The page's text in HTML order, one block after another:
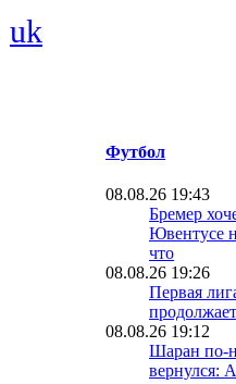
uk
Футбол
08.08.26 19:43
Бремер
Ювентусе
что
08.08.26 19:26
Первая
08.08.26 19:12
Шаран по-
вернулся: